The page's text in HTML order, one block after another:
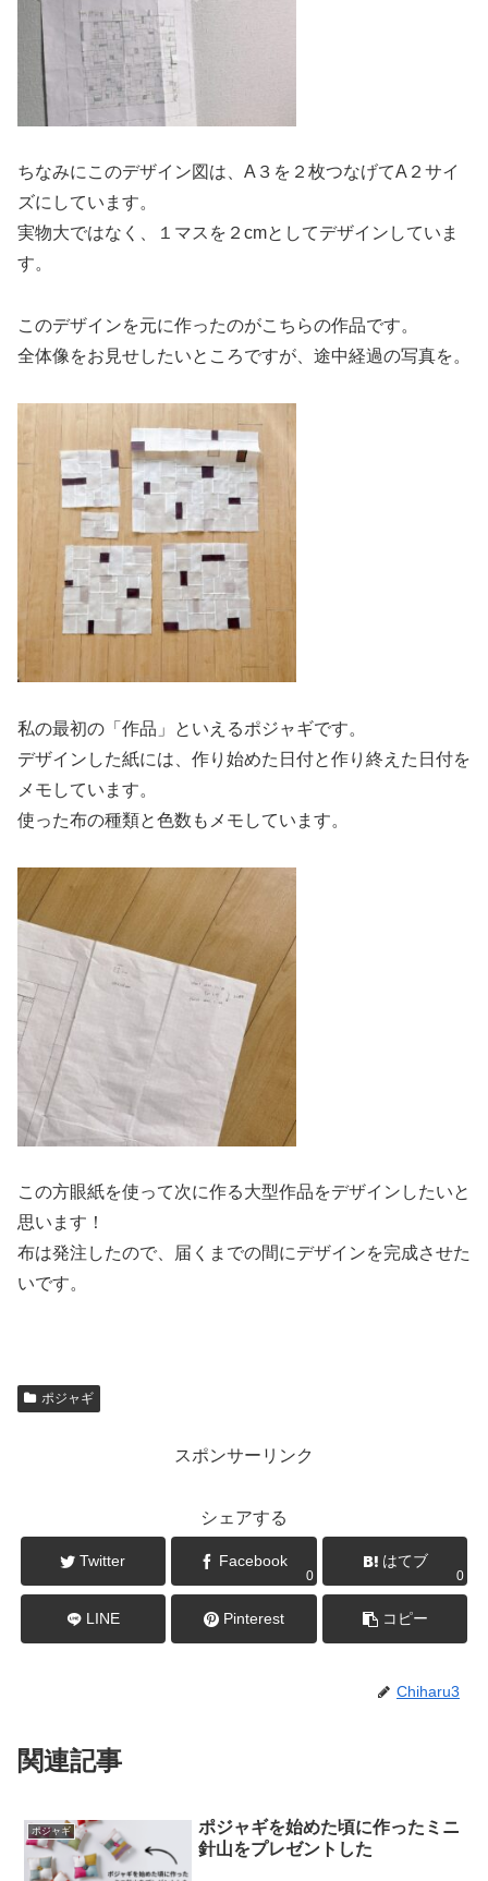
ちなみにこのデザイン図は、A３を２枚つなげてA２サイ
ズにしています。
実物大ではなく、１マスを２cmとしてデザインしていま
す。
このデザインを元に作ったのがこちらの作品です。
全体像をお見せしたいところですが、途中経過の写真を。
私の最初の「作品」といえるポジャギです。
デザインした紙には、作り始めた日付と作り終えた日付を
メモしています。
使った布の種類と色数もメモしています。
この方眼紙を使って次に作る大型作品をデザインしたいと
思います！
布は発注したので、届くまでの間にデザインを完成させた
いです。
ポジャギ
スポンサーリンク
シェアする
Twitter Facebook
0
はてブ
0
LINE Pinterest コピー
Chiharu3
関連記事
ポジャギ
ポジャギを始めた頃に作ったミニ
針山をプレゼントした